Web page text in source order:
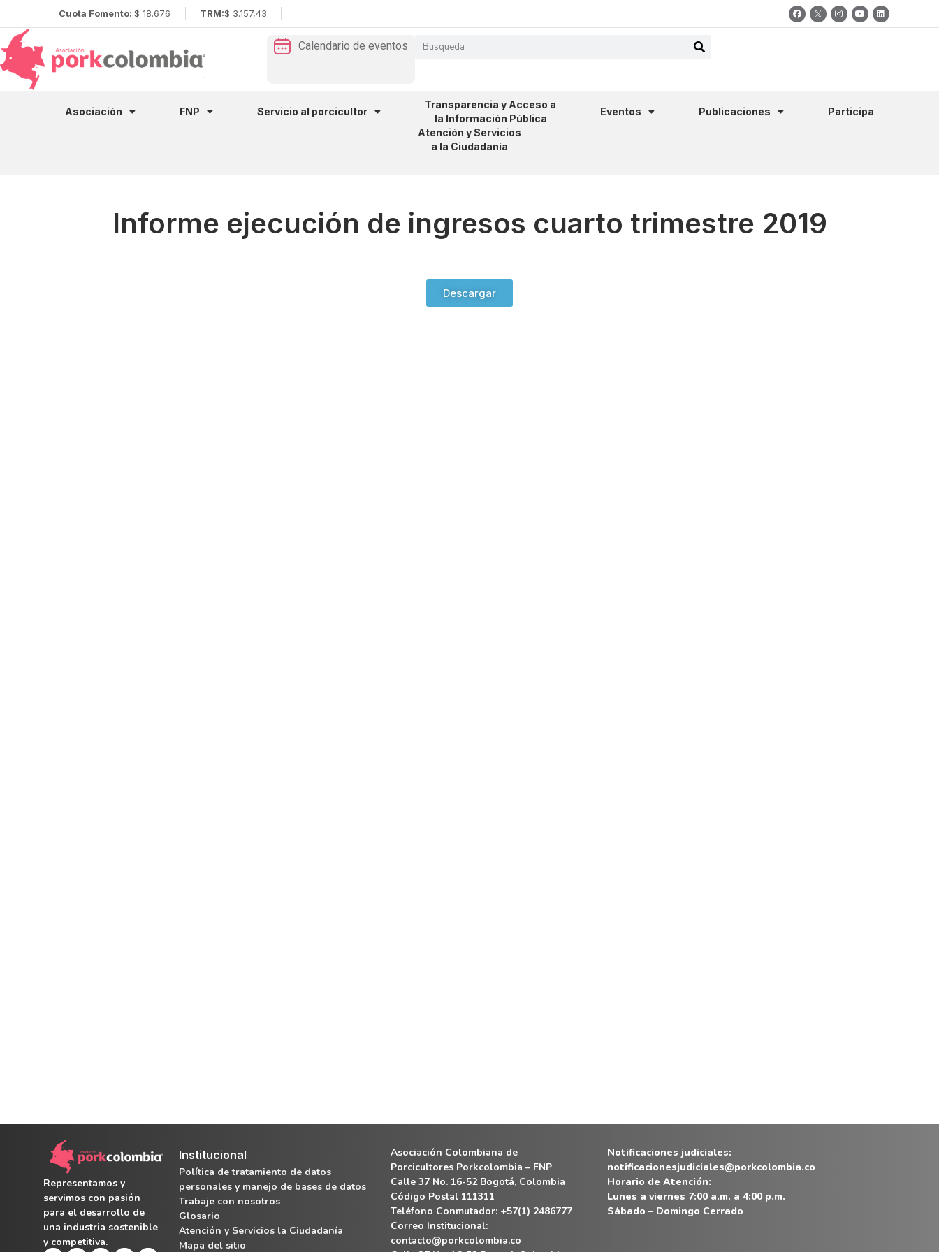
Cuota Fomento: $ 18.676 TRM:$ 3.157,43
Calendario de eventos
Asociación FNP Servicio al porcicultor
Transparencia y Acceso a
la Información Pública
Eventos Publicaciones
Participa
Atención y Servicios
a la Ciudadanía
Informe ejecución de ingresos cuarto trimestre 2019
Descargar
Representamos y
servimos con pasión
para el desarrollo de
una industria sostenible
y competitiva.
Institucional
Política de tratamiento de datos
personales y manejo de bases de datos
Trabaje con nosotros
Glosario
Atención y Servicios la Ciudadanía
Mapa del sitio
Asociación Colombiana de
Porcicultores Porkcolombia – FNP
Calle 37 No. 16-52 Bogotá, Colombia
Código Postal 111311
Teléfono Conmutador: +57(1) 2486777
Correo Institucional:
contacto@porkcolombia.co
Notificaciones judiciales:
notificacionesjudiciales@porkcolombia.co
Horario de Atención:
Lunes a viernes 7:00 a.m. a 4:00 p.m.
Sábado – Domingo Cerrado